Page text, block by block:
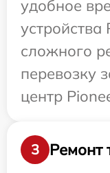
удобное
устройства
сложного
перевозку
центр
3
Ремонт